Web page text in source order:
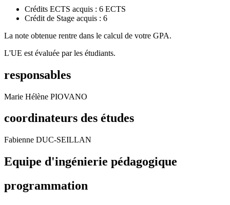
Crédits ECTS acquis : 6 ECTS
Crédit de Stage acquis : 6
La note obtenue rentre dans le calcul de votre GPA.
L'UE est évaluée par les étudiants.
responsables
Marie Hélène PIOVANO
coordinateurs des études
Fabienne DUC-SEILLAN
Equipe d'ingénierie pédagogique
programmation